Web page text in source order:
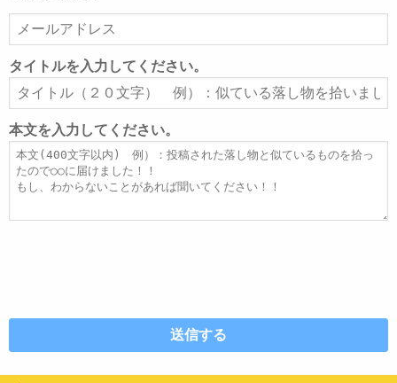
ー
ル
ア
ド
レ
ス
タイトルを入力してください。
タ
イ
ト
ル
本文を入力してください。
本
文